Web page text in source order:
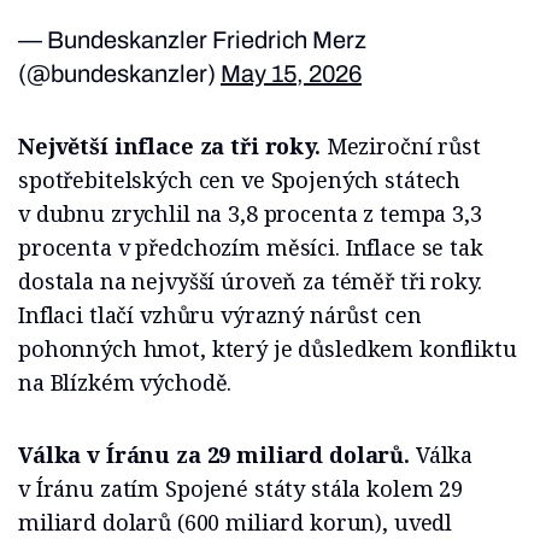
— Bundeskanzler Friedrich Merz
(@bundeskanzler) May 15, 2026
Největší inflace za tři roky. Meziroční růst
spotřebitelských cen ve Spojených státech
v dubnu zrychlil na 3,8 procenta z tempa 3,3
procenta v předchozím měsíci. Inflace se tak
dostala na nejvyšší úroveň za téměř tři roky.
Inflaci tlačí vzhůru výrazný nárůst cen
pohonných hmot, který je důsledkem konfliktu
na Blízkém východě.
Válka v Íránu za 29 miliard dolarů. Válka
v Íránu zatím Spojené státy stála kolem 29
miliard dolarů (600 miliard korun), uvedl